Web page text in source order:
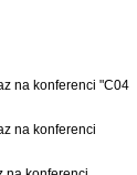
na konferenci "C04
na konferenci